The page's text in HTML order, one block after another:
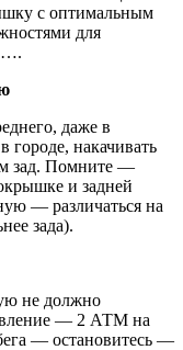
с оптимальным
для
даже в
городе, накачивать
зад. Помните —
и задней
— различаться на
зада).
не должно
— 2 АТМ на
— остановитесь —